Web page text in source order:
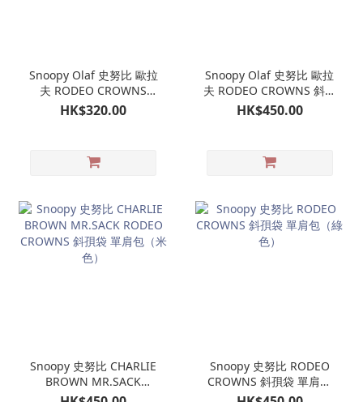
Snoopy Olaf 史努比 歐拉
夫 RODEO CROWNS
TOTEBAG 上膊袋（藍
色）
HK$320.00
Snoopy Olaf 史努比 歐拉
夫 RODEO CROWNS 斜孭
袋 單肩包（黑色）
HK$450.00
Snoopy 史努比 CHARLIE
BROWN MR.SACK
RODEO CROWNS 斜孭袋
Snoopy 史努比 RODEO
CROWNS 斜孭袋 單肩包
（綠色）